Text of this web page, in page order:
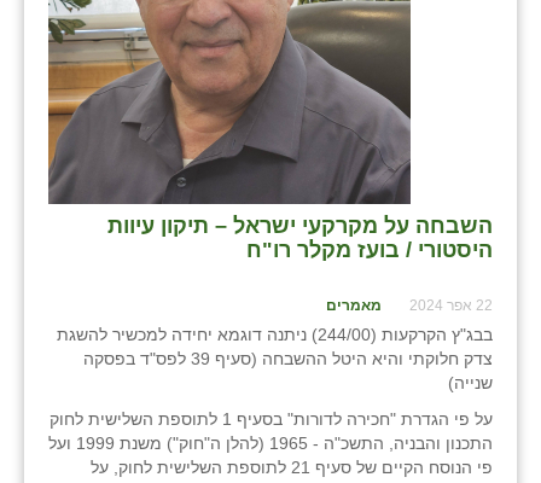
השבחה על מקרקעי ישראל – תיקון עיוות
היסטורי / בועז מקלר רו"ח
22 אפר 2024 מאמרים
בבג"ץ הקרקעות (244/00) ניתנה דוגמא יחידה למכשיר להשגת
צדק חלוקתי והיא היטל ההשבחה (סעיף 39 לפס"ד בפסקה
שנייה)
על פי הגדרת "חכירה לדורות" בסעיף 1 לתוספת השלישית לחוק
התכנון והבניה, התשכ"ה - 1965 (להלן ה"חוק") משנת 1999 ועל
פי הנוסח הקיים של סעיף 21 לתוספת השלישית לחוק, על